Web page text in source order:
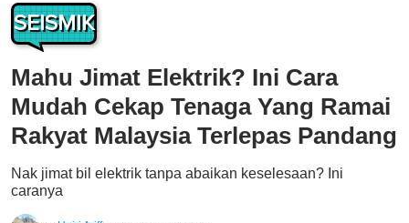
SEISMIK
Mahu Jimat Elektrik? Ini Cara
Mudah Cekap Tenaga Yang Ramai
Rakyat Malaysia Terlepas Pandang
Nak jimat bil elektrik tanpa abaikan keselesaan? Ini
caranya